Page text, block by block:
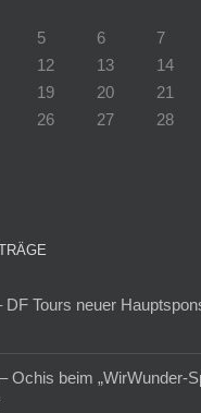
5 6 7
12 13 14
19 20 21
26 27 28
DF Tours neuer
Ochis beim „WirWunder-